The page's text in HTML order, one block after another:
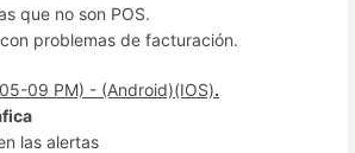
que no son POS.
problemas de facturación.
09 PM) - (Android)(IOS).
las alertas